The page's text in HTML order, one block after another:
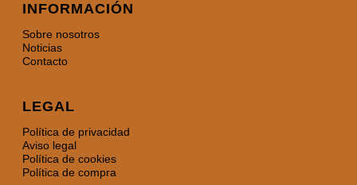
INFORMACIÓN
Sobre nosotros
Noticias
Contacto
LEGAL
Política de privacidad
Aviso legal
Política de cookies
Política de compra